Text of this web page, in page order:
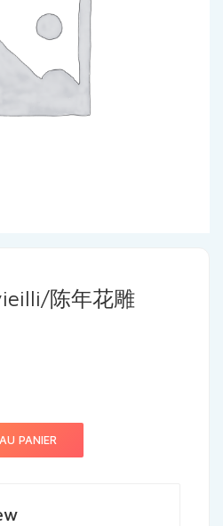
陈年花雕
PANIER